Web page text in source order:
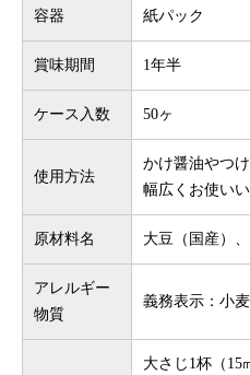
容器 紙パック
賞味期間 1年半
ケース入数 50ヶ
使用方法
かけ醤油やつ
幅広くお使いい
原材料名 大豆（国産）
アレルギー
物質
義務表示：小
大さじ1杯（15